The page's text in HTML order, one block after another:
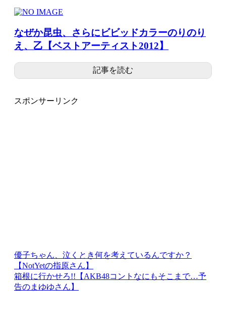
なぜか昆虫、さらにビビッドカラーのりのり
え、乙【ベストアーティスト2012】
記事を読む
スポンサーリンク
優子ちゃん、泣くとき何を考えているんですか？
【NotYetの指原さん】
箱根に行かせろ!!【AKB48コントなにもそこまで…予
告のまゆゆさん】